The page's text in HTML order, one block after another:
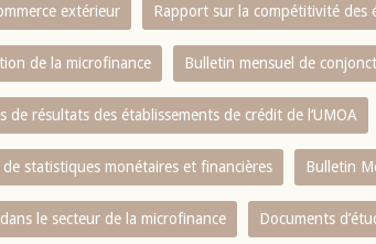
extérieur Rapport sur la compétitivité des
de la microfinance Bulletin mensuel de
de résultats des établissements de crédit de l‘UMOA
statistiques monétaires et financières Bulletin
le secteur de la microfinance Documents